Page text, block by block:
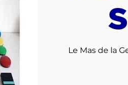
Le Mas de la